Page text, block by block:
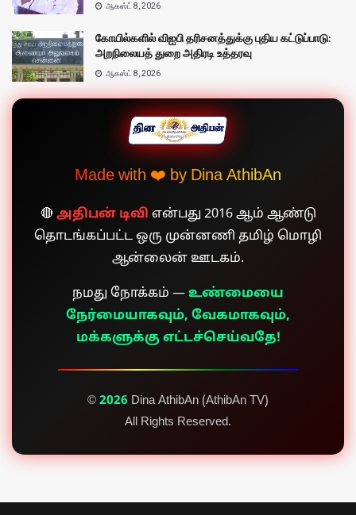
ஆகஸ்ட் 8, 2026
கோயில்களில் விஐபி தரிசனத்துக்கு புதிய கட்டுப்பாடு:
அறநிலையத் துறை அதிரடி உத்தரவு
ஆகஸ்ட் 8, 2026
Made with ❤️ by Dina AthibAn
🔴 அதிபன் டிவி என்பது 2016 ஆம் ஆண்டு
தொடங்கப்பட்ட ஒரு முன்னணி தமிழ் மொழி
ஆன்லைன் ஊடகம்.
நமது நோக்கம் — உண்மையை
நேர்மையாகவும், வேகமாகவும்,
மக்களுக்கு எட்டச்செய்வதே!
© 2026 Dina AthibAn (AthibAn TV)
All Rights Reserved.